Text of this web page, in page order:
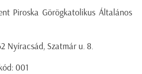
Piroska Görögkatolikus Általános
Nyíracsád, Szatmár u. 8.
001